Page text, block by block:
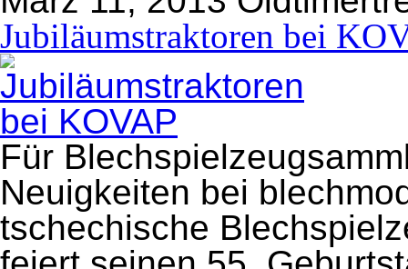
Jubiläumstraktoren bei
Für
Neuigkeiten bei
tschechische